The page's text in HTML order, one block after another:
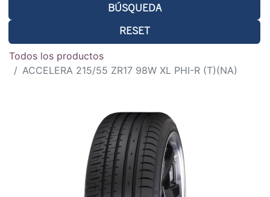
BÚSQUEDA
RESET
Todos los productos
ACCELERA 215/55 ZR17 98W XL PHI-R (T)(NA)